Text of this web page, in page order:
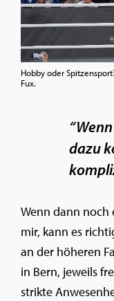
Hobby oder
Fux.
dazu
Wenn dann
mir, kann es
an der höheren
in Bern, jeweils
strikte